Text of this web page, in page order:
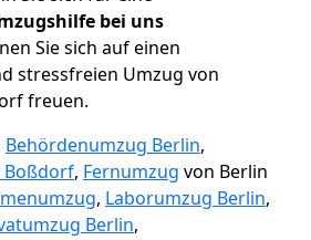
bei uns
Sie sich auf einen
stressfreien Umzug von
freuen.
Behördenumzug Berlin,
Boßdorf, Fernumzug von Berlin
, Laborumzug Berlin,
Berlin,